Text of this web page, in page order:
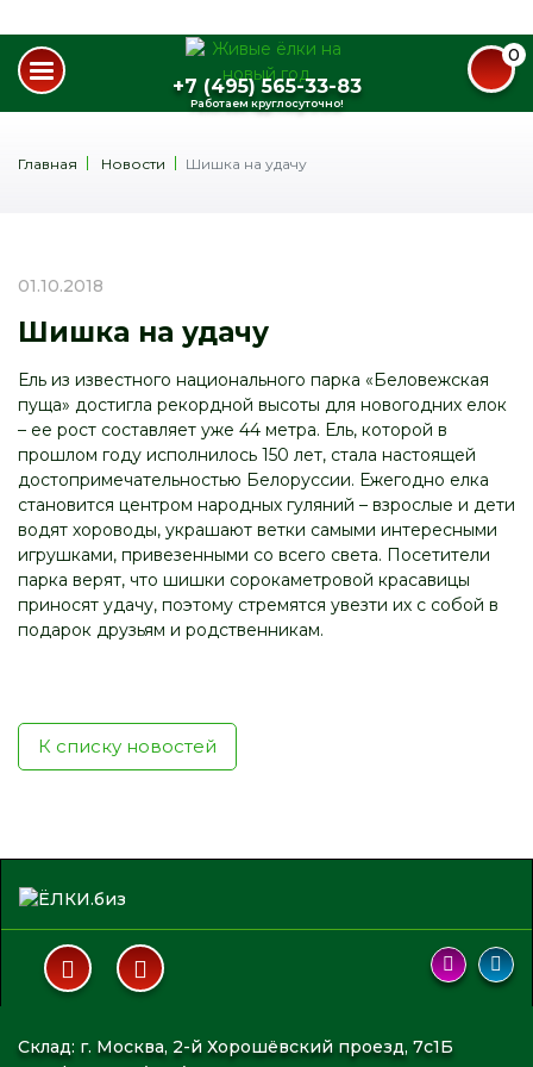
+7 (495) 565-33-83
Работаем круглосуточно!
0
Главная Новости Шишка на удачу
01.10.2018
Шишка на удачу
Ель из известного национального парка «Беловежская
пуща» достигла рекордной высоты для новогодних елок
– ее рост составляет уже 44 метра. Ель, которой в
прошлом году исполнилось 150 лет, стала настоящей
достопримечательностью Белоруссии. Ежегодно елка
становится центром народных гуляний – взрослые и дети
водят хороводы, украшают ветки самыми интересными
игрушками, привезенными со всего света. Посетители
парка верят, что шишки сорокаметровой красавицы
приносят удачу, поэтому стремятся увезти их с собой в
подарок друзьям и родственникам.
К списку новостей
Склад: г. Москва, 2-й Хорошёвский проезд, 7с1Б